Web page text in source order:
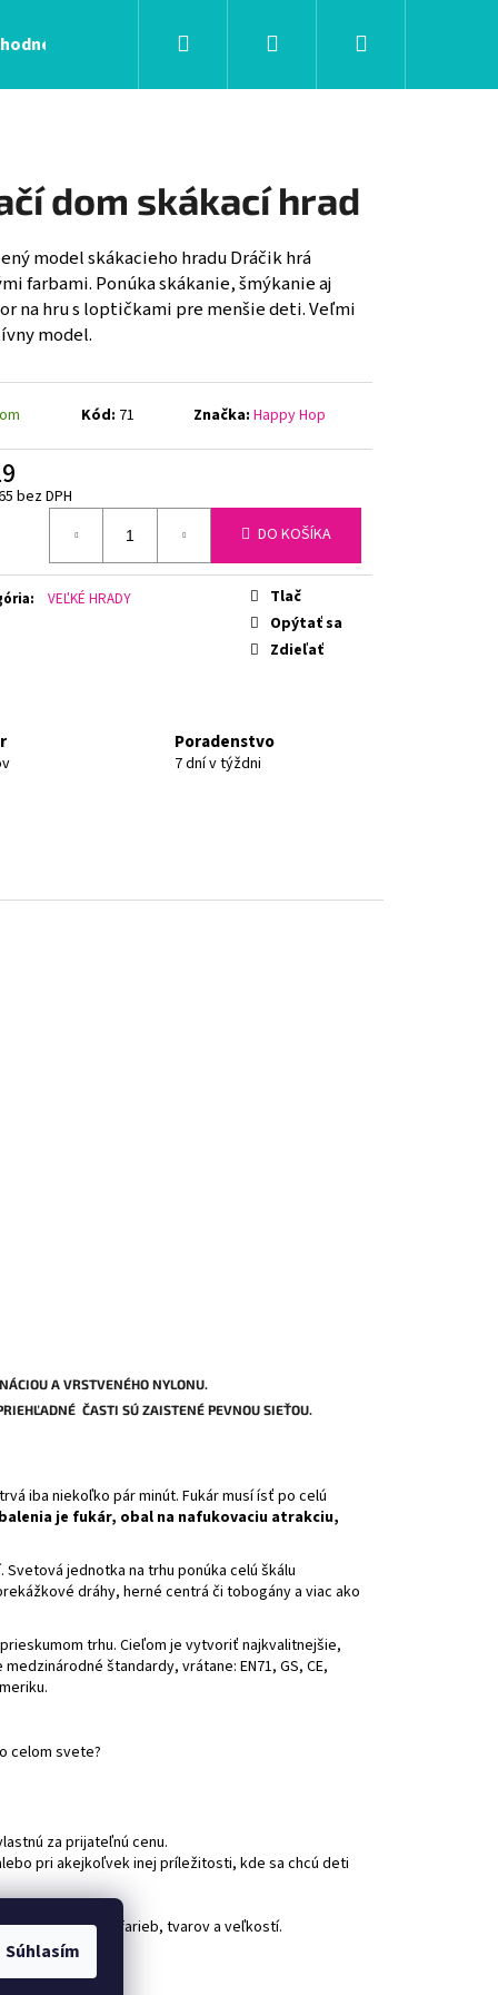
Súhlasím
podmienky Prihlásenie
dom skákací hrad
model skákacieho hradu Dráčik hrá
farbami. Ponúka skákanie, šmýkanie aj
na hru s loptičkami pre menšie deti. Veľmi
model.
Kód: 71 Značka: Happy Hop
bez DPH
DO KOŠÍKA
: VEĽKÉ HRADY
Tlač
Opýtať sa
Zdieľať
Poradenstvo
7 dní v týždni
A VRSTVENÉHO NYLONU.
ČASTI SÚ ZAISTENÉ PEVNOU SIEŤOU.
iba niekoľko pár minút. Fukár musí ísť po celú
je fukár, obal na nafukovaciu atrakciu,
jednotka na trhu ponúka celú škálu
dráhy, herné centrá či tobogány a viac ako
trhu. Cieľom je vytvoriť najkvalitnejšie,
štandardy, vrátane: EN71, GS, CE,
celom svete?
za prijateľnú cenu.
pri akejkoľvek inej príležitosti, kde sa chcú deti
palete pestrých farieb, tvarov a veľkostí.